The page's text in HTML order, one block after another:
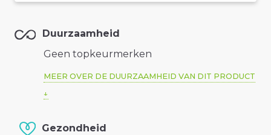
Duurzaamheid
Geen topkeurmerken
MEER OVER DE DUURZAAMHEID VAN DIT PRODUCT
Gezondheid